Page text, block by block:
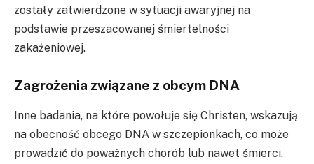
zostały zatwierdzone w sytuacji awaryjnej na
podstawie przeszacowanej śmiertelności
zakażeniowej.
Zagrożenia związane z obcym DNA
Inne badania, na które powołuje się Christen, wskazują
na obecność obcego DNA w szczepionkach, co może
prowadzić do poważnych chorób lub nawet śmierci.